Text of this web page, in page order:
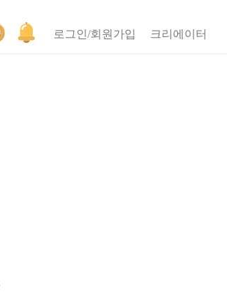
로그인/회원가입 크리에이터